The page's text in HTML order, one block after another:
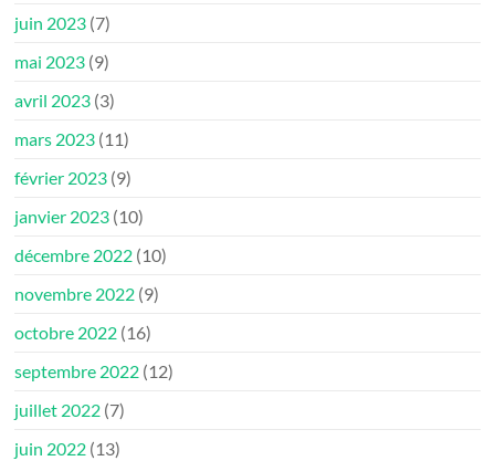
juin 2023 (7)
mai 2023 (9)
avril 2023 (3)
mars 2023 (11)
février 2023 (9)
janvier 2023 (10)
décembre 2022 (10)
novembre 2022 (9)
octobre 2022 (16)
septembre 2022 (12)
juillet 2022 (7)
juin 2022 (13)